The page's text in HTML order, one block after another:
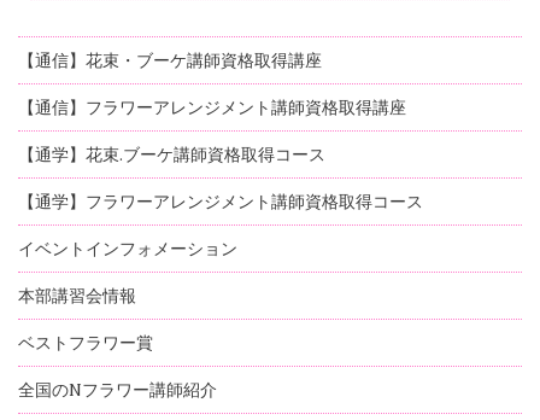
【通信】花束・ブーケ講師資格取得講座
【通信】フラワーアレンジメント講師資格取得講座
【通学】花束.ブーケ講師資格取得コース
【通学】フラワーアレンジメント講師資格取得コース
イベントインフォメーション
本部講習会情報
ベストフラワー賞
全国のNフラワー講師紹介